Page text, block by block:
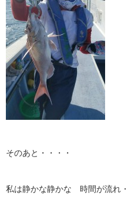
そのあと・・・・
私は静かな静かな 時間が流れ・